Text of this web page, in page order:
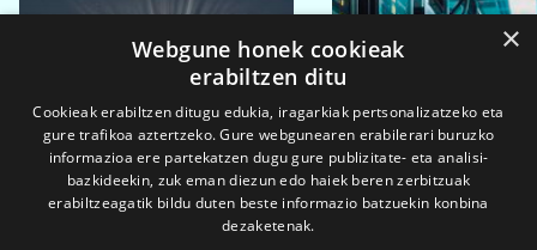
×
Webgune honek cookieak
erabiltzen ditu
Cookieak erabiltzen ditugu edukia, iragarkiak pertsonalizatzeko eta
gure trafikoa aztertzeko. Gure webgunearen erabilerari buruzko
informazioa ere partekatzen dugu gure publizitate- eta analisi-
bazkideekin, zuk eman diezun edo haiek beren zerbitzuak
erabiltzeagatik bildu duten beste informazio batzuekin konbina
dezaketenak.